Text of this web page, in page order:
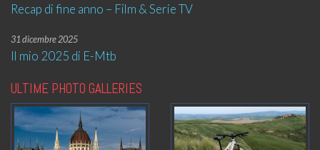
Recap di fine anno – Film & Serie TV
31 dicembre 2025
Il mio 2025 di E-Mtb
ULTIME PHOTO GALLERIES